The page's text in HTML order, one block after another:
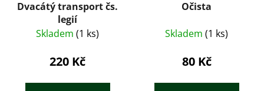
Dvacátý transport čs.
legií
Skladem (1 ks)
220 Kč
Očista
Skladem (1 ks)
80 Kč